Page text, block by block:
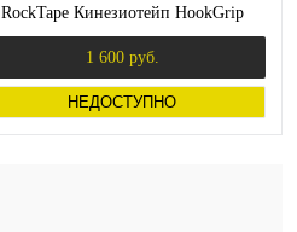
RockTape Кинезиотейп HookGrip
1 600 руб.
НЕДОСТУПНО